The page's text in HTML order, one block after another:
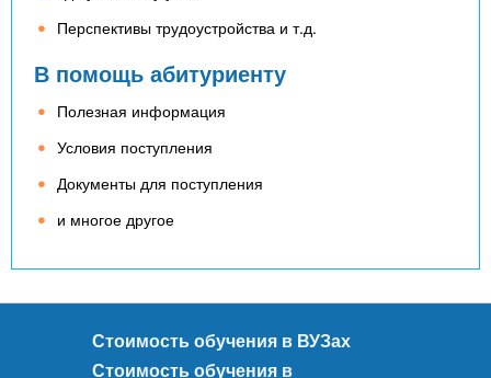
Перспективы трудоустройства и т.д.
В помощь абитуриенту
Полезная информация
Условия поступления
Документы для поступления
и многое другое
Стоимость обучения в ВУЗах
Стоимость обучения в